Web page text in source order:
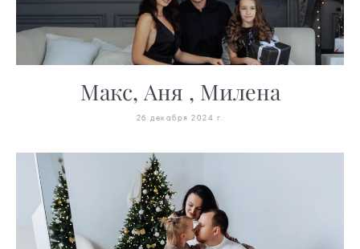
Макс, Аня , Милена
26 декабря 2024 г.